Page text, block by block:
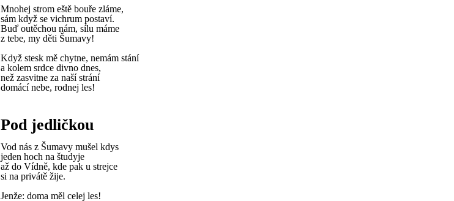
Mnohej strom eště bouře zláme,
sám když se vichrum postaví.
Buď outěchou nám, sílu máme
z tebe, my děti Šumavy!
Když stesk mě chytne, nemám stání
a kolem srdce divno dnes,
než zasvitne za naší strání
domácí nebe, rodnej les!
Pod jedličkou
Vod nás z Šumavy mušel kdys
jeden hoch na študyje
až do Vídně, kde pak u strejce
si na privátě žije.
Jenže: doma měl celej les!